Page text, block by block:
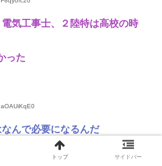
気工事士、２陸特は高校の時
った
んで必要になるんだ
まれたり設備壊されるとかある
トップ サイドバー